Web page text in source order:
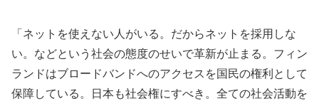
「ネットを使えない人がいる。だからネットを採用しな
い。などという社会の態度のせいで革新が止まる。フィン
ランドはブロードバンドへのアクセスを国民の権利として
保障している。日本も社会権にすべき。全ての社会活動を